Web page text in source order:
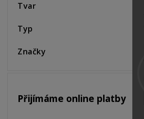
Značky
Tvar
Typ
Přijímáme online platby